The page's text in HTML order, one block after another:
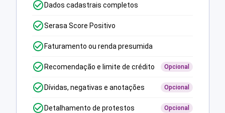
Dados cadastrais completos
Serasa Score Positivo
Faturamento ou renda presumida
Recomendação e limite de crédito Opcional
Dívidas, negativas e anotações Opcional
Detalhamento de protestos Opcional